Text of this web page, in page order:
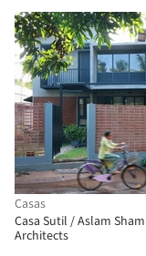
Casas
Casa Sutil / Aslam Sham
Architects